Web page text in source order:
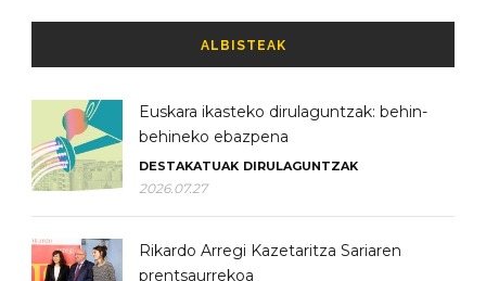
ALBISTEAK
Euskara ikasteko dirulaguntzak: behin-
behineko ebazpena
DESTAKATUAK DIRULAGUNTZAK
2026.07.27
Rikardo Arregi Kazetaritza Sariaren
prentsaurrekoa